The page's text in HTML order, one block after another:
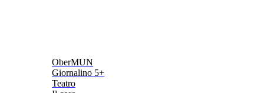
OberMUN
Giornalino 5+
Teatro